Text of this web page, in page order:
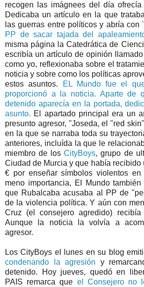
recogen las imágnees del día
Dedicaba un artículo en la que
las guerras entre políticos y abría con
PP de sacar tajada del
misma página la Catedrática de
escribía un artículo de opinión llamado
como yo, reflexionaba sobre el
noticia y sobre como los políticas
estos asuntos.
EL Mundo fue el
proporcionó a la noticia. Aparte de
detenido aparecía en la portada,
asunto. El apartado principal era un
presunto agresor, "Joseda, el "red
en la que se narraba toda su
anteriores, incluída la que le
miembro de losCityBoys, grupo de
Ciudad de Murcia y que había recibido
€ por enseñar símbolos violentos
meno importancia, El Mundo
que Rubalcaba acusaba al PP de
de la violencia política. Y aún con
Cruz (el consejero agredido)
Aunque la noticia la volvía a
agresor.
Los CityBoys el lunes en su blog
condenando la agresión y
detenido. Hoy jueves, quedó en
PAIS remarca que el Consejero no